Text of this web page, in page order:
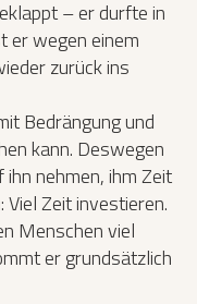
– er durfte in
er wegen einem
zurück ins
Bedrängung und
kann. Deswegen
nehmen, ihm Zeit
Zeit investieren.
Menschen viel
er grundsätzlich